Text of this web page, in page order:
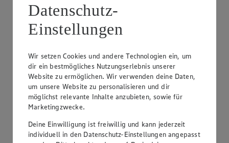
Datenschutz-
Einstellungen
Wir setzen Cookies und andere Technologien ein, um
dir ein bestmögliches Nutzungserlebnis unserer
Website zu ermöglichen. Wir verwenden deine Daten,
um unsere Website zu personalisieren und dir
möglichst relevante Inhalte anzubieten, sowie für
Marketingzwecke.
Deine Einwilligung ist freiwillig und kann jederzeit
individuell in den Datenschutz-Einstellungen angepasst